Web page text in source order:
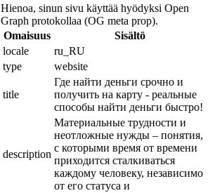
Hienoa, sinun sivu käyttää hyödyksi Open
Graph protokollaa (OG meta prop).
Omaisuus
Sisältö
locale
ru_RU
type
website
title
Где найти деньги срочно и
получить на карту - реальные
способы найти деньги быстро!
description
Материальные трудности и
неотложные нужды – понятия,
с которыми время от времени
приходится сталкиваться
каждому человеку, независимо
от его статуса и